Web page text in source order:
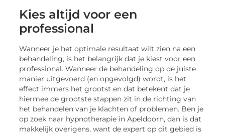
Kies altijd voor een
professional
Wanneer je het optimale resultaat wilt zien na een
behandeling, is het belangrijk dat je kiest voor een
professional. Wanneer de behandeling op de juiste
manier uitgevoerd (en opgevolgd) wordt, is het
effect immers het grootst en dat betekent dat je
hiermee de grootste stappen zit in de richting van
het behandelen van je klachten of problemen. Ben je
op zoek naar hypnotherapie in Apeldoorn, dan is dat
makkelijk overigens, want de expert op dit gebied is